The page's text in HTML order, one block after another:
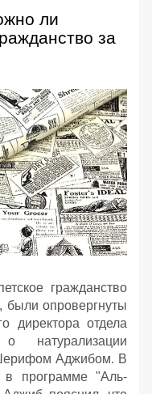
ли
за
гражданство
были опровергнуты
директора отдела
натурализации
Аджибом. В
в программе "Аль-